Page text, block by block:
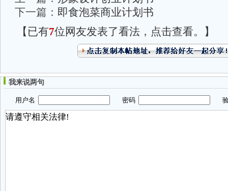
下一篇： 即食泡菜商业计划书
【已有7位网友发表了看法，点击查看。】
我来说两句
用户名 密码 验